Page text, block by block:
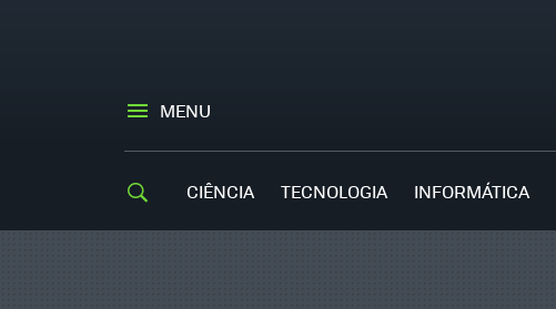
MENU
CIÊNCIA TECNOLOGIA INFORMÁTICA